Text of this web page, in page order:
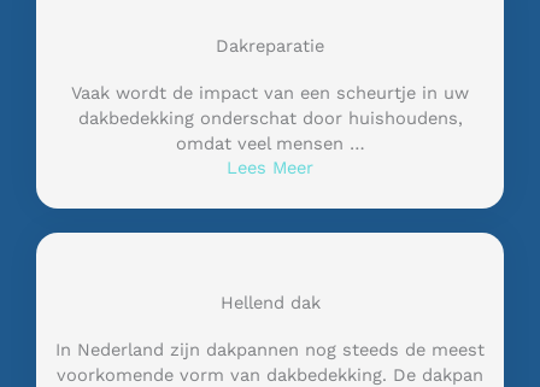
Dakreparatie
Vaak wordt de impact van een scheurtje in uw
dakbedekking onderschat door huishoudens,
omdat veel mensen …
Lees Meer
Hellend dak
In Nederland zijn dakpannen nog steeds de meest
voorkomende vorm van dakbedekking. De dakpan